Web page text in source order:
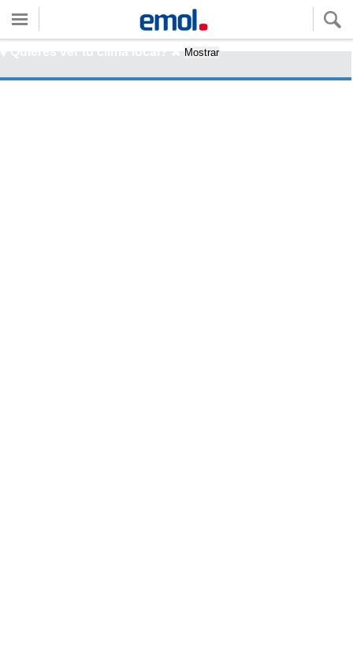
Quieres ver tu clima local? Mostrar